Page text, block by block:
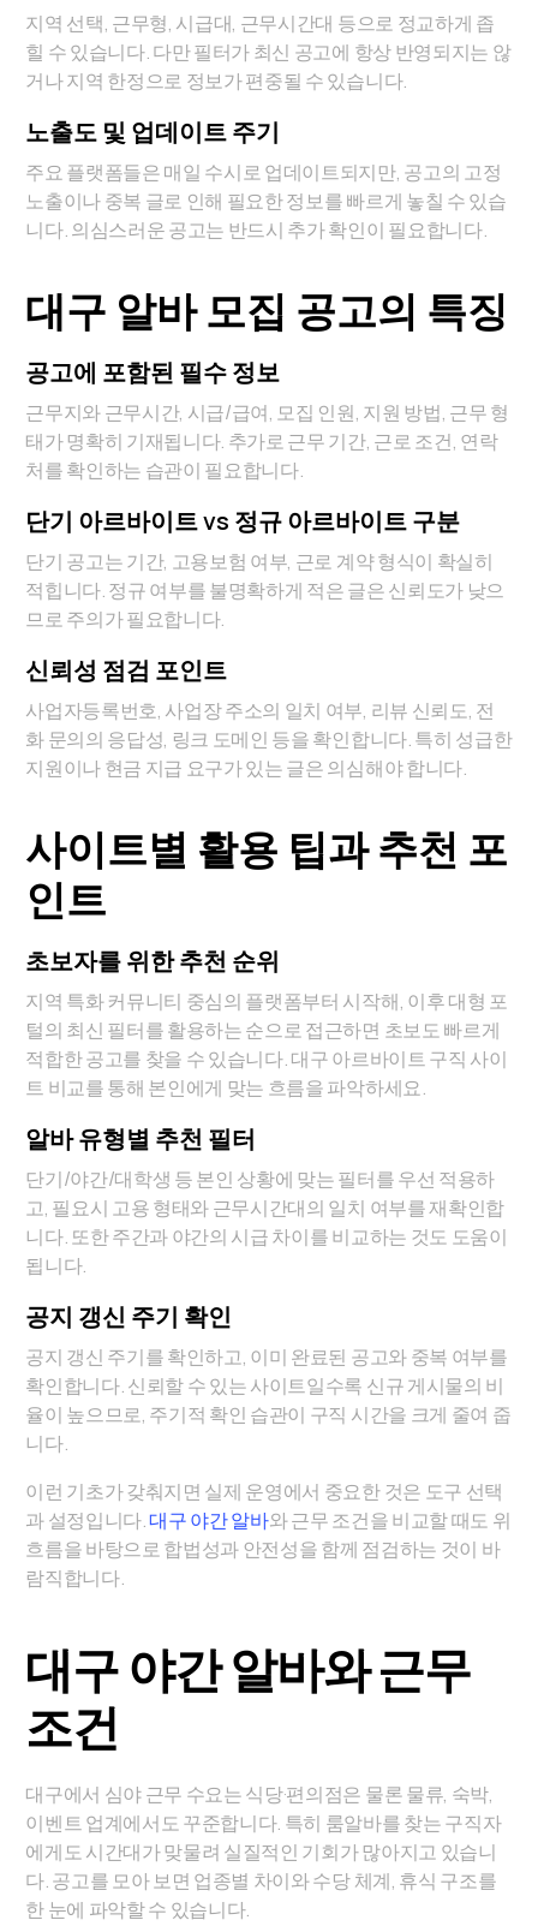
지역 선택, 근무형, 시급대, 근무시간대 등으로 정교하게 좁
힐 수 있습니다. 다만 필터가 최신 공고에 항상 반영되지는 않
거나 지역 한정으로 정보가 편중될 수 있습니다.
노출도 및 업데이트 주기
주요 플랫폼들은 매일 수시로 업데이트되지만, 공고의 고정
노출이나 중복 글로 인해 필요한 정보를 빠르게 놓칠 수 있습
니다. 의심스러운 공고는 반드시 추가 확인이 필요합니다.
대구 알바 모집 공고의 특징
공고에 포함된 필수 정보
근무지와 근무시간, 시급/급여, 모집 인원, 지원 방법, 근무 형
태가 명확히 기재됩니다. 추가로 근무 기간, 근로 조건, 연락
처를 확인하는 습관이 필요합니다.
단기 아르바이트 vs 정규 아르바이트 구분
단기 공고는 기간, 고용보험 여부, 근로 계약 형식이 확실히
적힙니다. 정규 여부를 불명확하게 적은 글은 신뢰도가 낮으
므로 주의가 필요합니다.
신뢰성 점검 포인트
사업자등록번호, 사업장 주소의 일치 여부, 리뷰 신뢰도, 전
화 문의의 응답성, 링크 도메인 등을 확인합니다. 특히 성급한
지원이나 현금 지급 요구가 있는 글은 의심해야 합니다.
사이트별 활용 팁과 추천 포
인트
초보자를 위한 추천 순위
지역 특화 커뮤니티 중심의 플랫폼부터 시작해, 이후 대형 포
털의 최신 필터를 활용하는 순으로 접근하면 초보도 빠르게
적합한 공고를 찾을 수 있습니다. 대구 아르바이트 구직 사이
트 비교를 통해 본인에게 맞는 흐름을 파악하세요.
알바 유형별 추천 필터
단기/야간/대학생 등 본인 상황에 맞는 필터를 우선 적용하
고, 필요시 고용 형태와 근무시간대의 일치 여부를 재확인합
니다. 또한 주간과 야간의 시급 차이를 비교하는 것도 도움이
됩니다.
공지 갱신 주기 확인
공지 갱신 주기를 확인하고, 이미 완료된 공고와 중복 여부를
확인합니다. 신뢰할 수 있는 사이트일수록 신규 게시물의 비
율이 높으므로, 주기적 확인 습관이 구직 시간을 크게 줄여 줍
니다.
이런 기초가 갖춰지면 실제 운영에서 중요한 것은 도구 선택
과 설정입니다.대구 야간 알바와 근무 조건을 비교할 때도 위
흐름을 바탕으로 합법성과 안전성을 함께 점검하는 것이 바
람직합니다.
대구 야간 알바와 근무
조건
대구에서 심야 근무 수요는 식당·편의점은 물론 물류, 숙박,
이벤트 업계에서도 꾸준합니다. 특히 룸알바를 찾는 구직자
에게도 시간대가 맞물려 실질적인 기회가 많아지고 있습니
다. 공고를 모아 보면 업종별 차이와 수당 체계, 휴식 구조를
한 눈에 파악할 수 있습니다.